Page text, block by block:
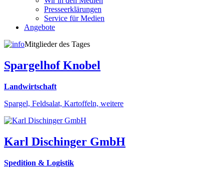
Presseerklärungen
Service für Medien
Angebote
Mitglieder des Tages
Spargelhof Knobel
Landwirtschaft
Spargel, Feldsalat, Kartoffeln, weitere
Karl Dischinger GmbH
Spedition & Logistik